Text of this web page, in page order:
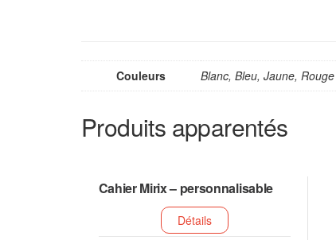
Couleurs Blanc, Bleu, Jaune, Rouge
Produits apparentés
Cahier Mirix – personnalisable
Détails